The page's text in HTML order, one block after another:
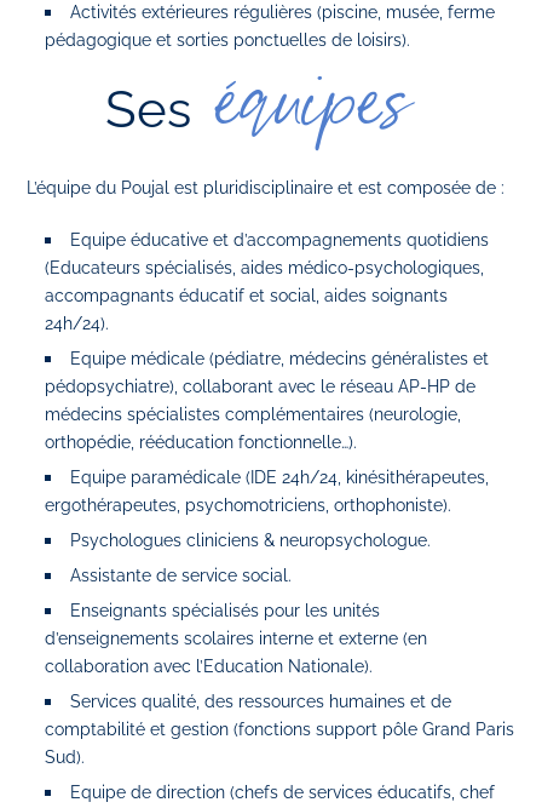
Activités extérieures régulières (piscine, musée, ferme
pédagogique et sorties ponctuelles de loisirs).
Ses équipes
L’équipe du Poujal est pluridisciplinaire et est composée de :
Equipe éducative et d’accompagnements quotidiens
(Educateurs spécialisés, aides médico-psychologiques,
accompagnants éducatif et social, aides soignants
24h/24).
Equipe médicale (pédiatre, médecins généralistes et
pédopsychiatre), collaborant avec le réseau AP-HP de
médecins spécialistes complémentaires (neurologie,
orthopédie, rééducation fonctionnelle…).
Equipe paramédicale (IDE 24h/24, kinésithérapeutes,
ergothérapeutes, psychomotriciens, orthophoniste).
Psychologues cliniciens & neuropsychologue.
Assistante de service social.
Enseignants spécialisés pour les unités
d’enseignements scolaires interne et externe (en
collaboration avec l’Education Nationale).
Services qualité, des ressources humaines et de
comptabilité et gestion (fonctions support pôle Grand Paris
Sud).
Equipe de direction (chefs de services éducatifs, chef